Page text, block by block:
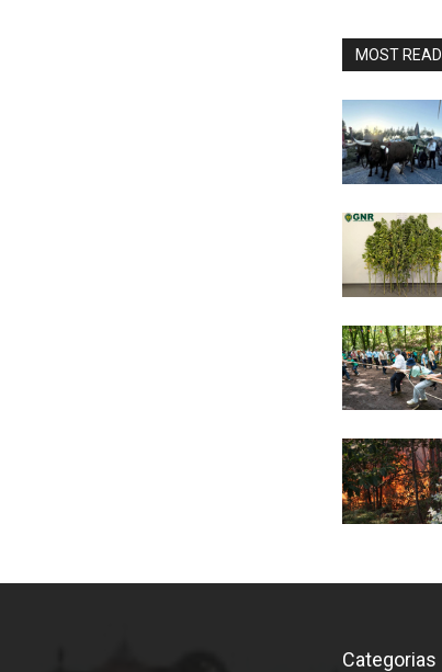
MOST READ
Categorias